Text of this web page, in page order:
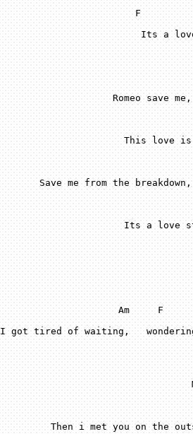
F
Am F
I got tired of waiting,